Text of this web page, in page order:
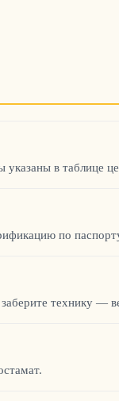
в таблице
по
технику —